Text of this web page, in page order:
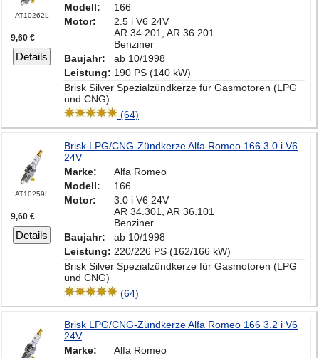
AT10262L
9,60 €
Details
Modell:
166
Motor:
2.5 i V6 24V
AR 34.201, AR 36.201
Benziner
Baujahr:
ab 10/1998
Leistung: 190 PS (140 kW)
Brisk Silver Spezialzündkerze für Gasmotoren (LPG
und CNG)
(64)
AT10259L
9,60 €
Details
Brisk LPG/CNG-Zündkerze Alfa Romeo 166 3.0 i V6
24V
Marke:
Alfa Romeo
Modell:
166
Motor:
3.0 i V6 24V
AR 34.301, AR 36.101
Benziner
Baujahr:
ab 10/1998
Leistung: 220/226 PS (162/166 kW)
Brisk Silver Spezialzündkerze für Gasmotoren (LPG
und CNG)
(64)
Brisk LPG/CNG-Zündkerze Alfa Romeo 166 3.2 i V6
24V
Marke:
Alfa Romeo